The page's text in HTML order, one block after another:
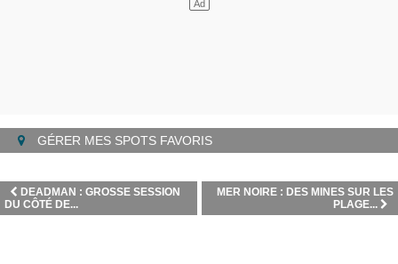
GÉRER MES SPOTS FAVORIS
MER NOIRE : DES MINES SUR LES
PLAGE...
DEADMAN : GROSSE SESSION
DU CÔTÉ DE...